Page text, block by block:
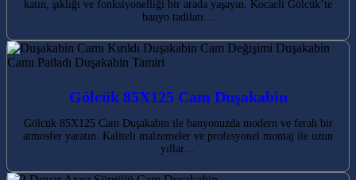
katın, şıklığı ve fonksiyonelliği bir arada yaşayın. Kocaeli Gölcük’te
banyo tadilatı…
Gölcük 85X125 Cam Duşakabin
Gölcük 85X125 Cam Duşakabin ile banyonuzda modern ve ferah bir
atmosfer yaratın. Kaliteli malzemeler ve profesyonel montaj ile uzun
yıllar…